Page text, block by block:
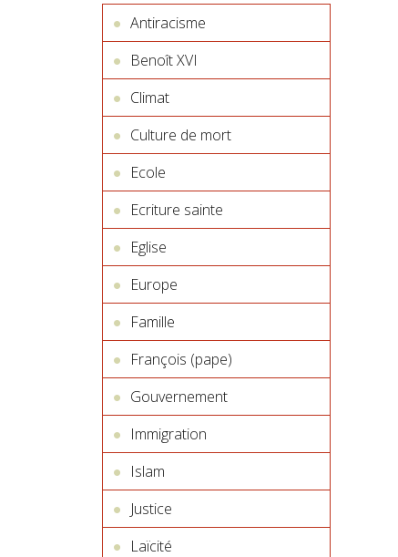
Antiracisme
Benoît XVI
Climat
Culture de mort
Ecole
Ecriture sainte
Eglise
Europe
Famille
François (pape)
Gouvernement
Immigration
Islam
Justice
Laïcité